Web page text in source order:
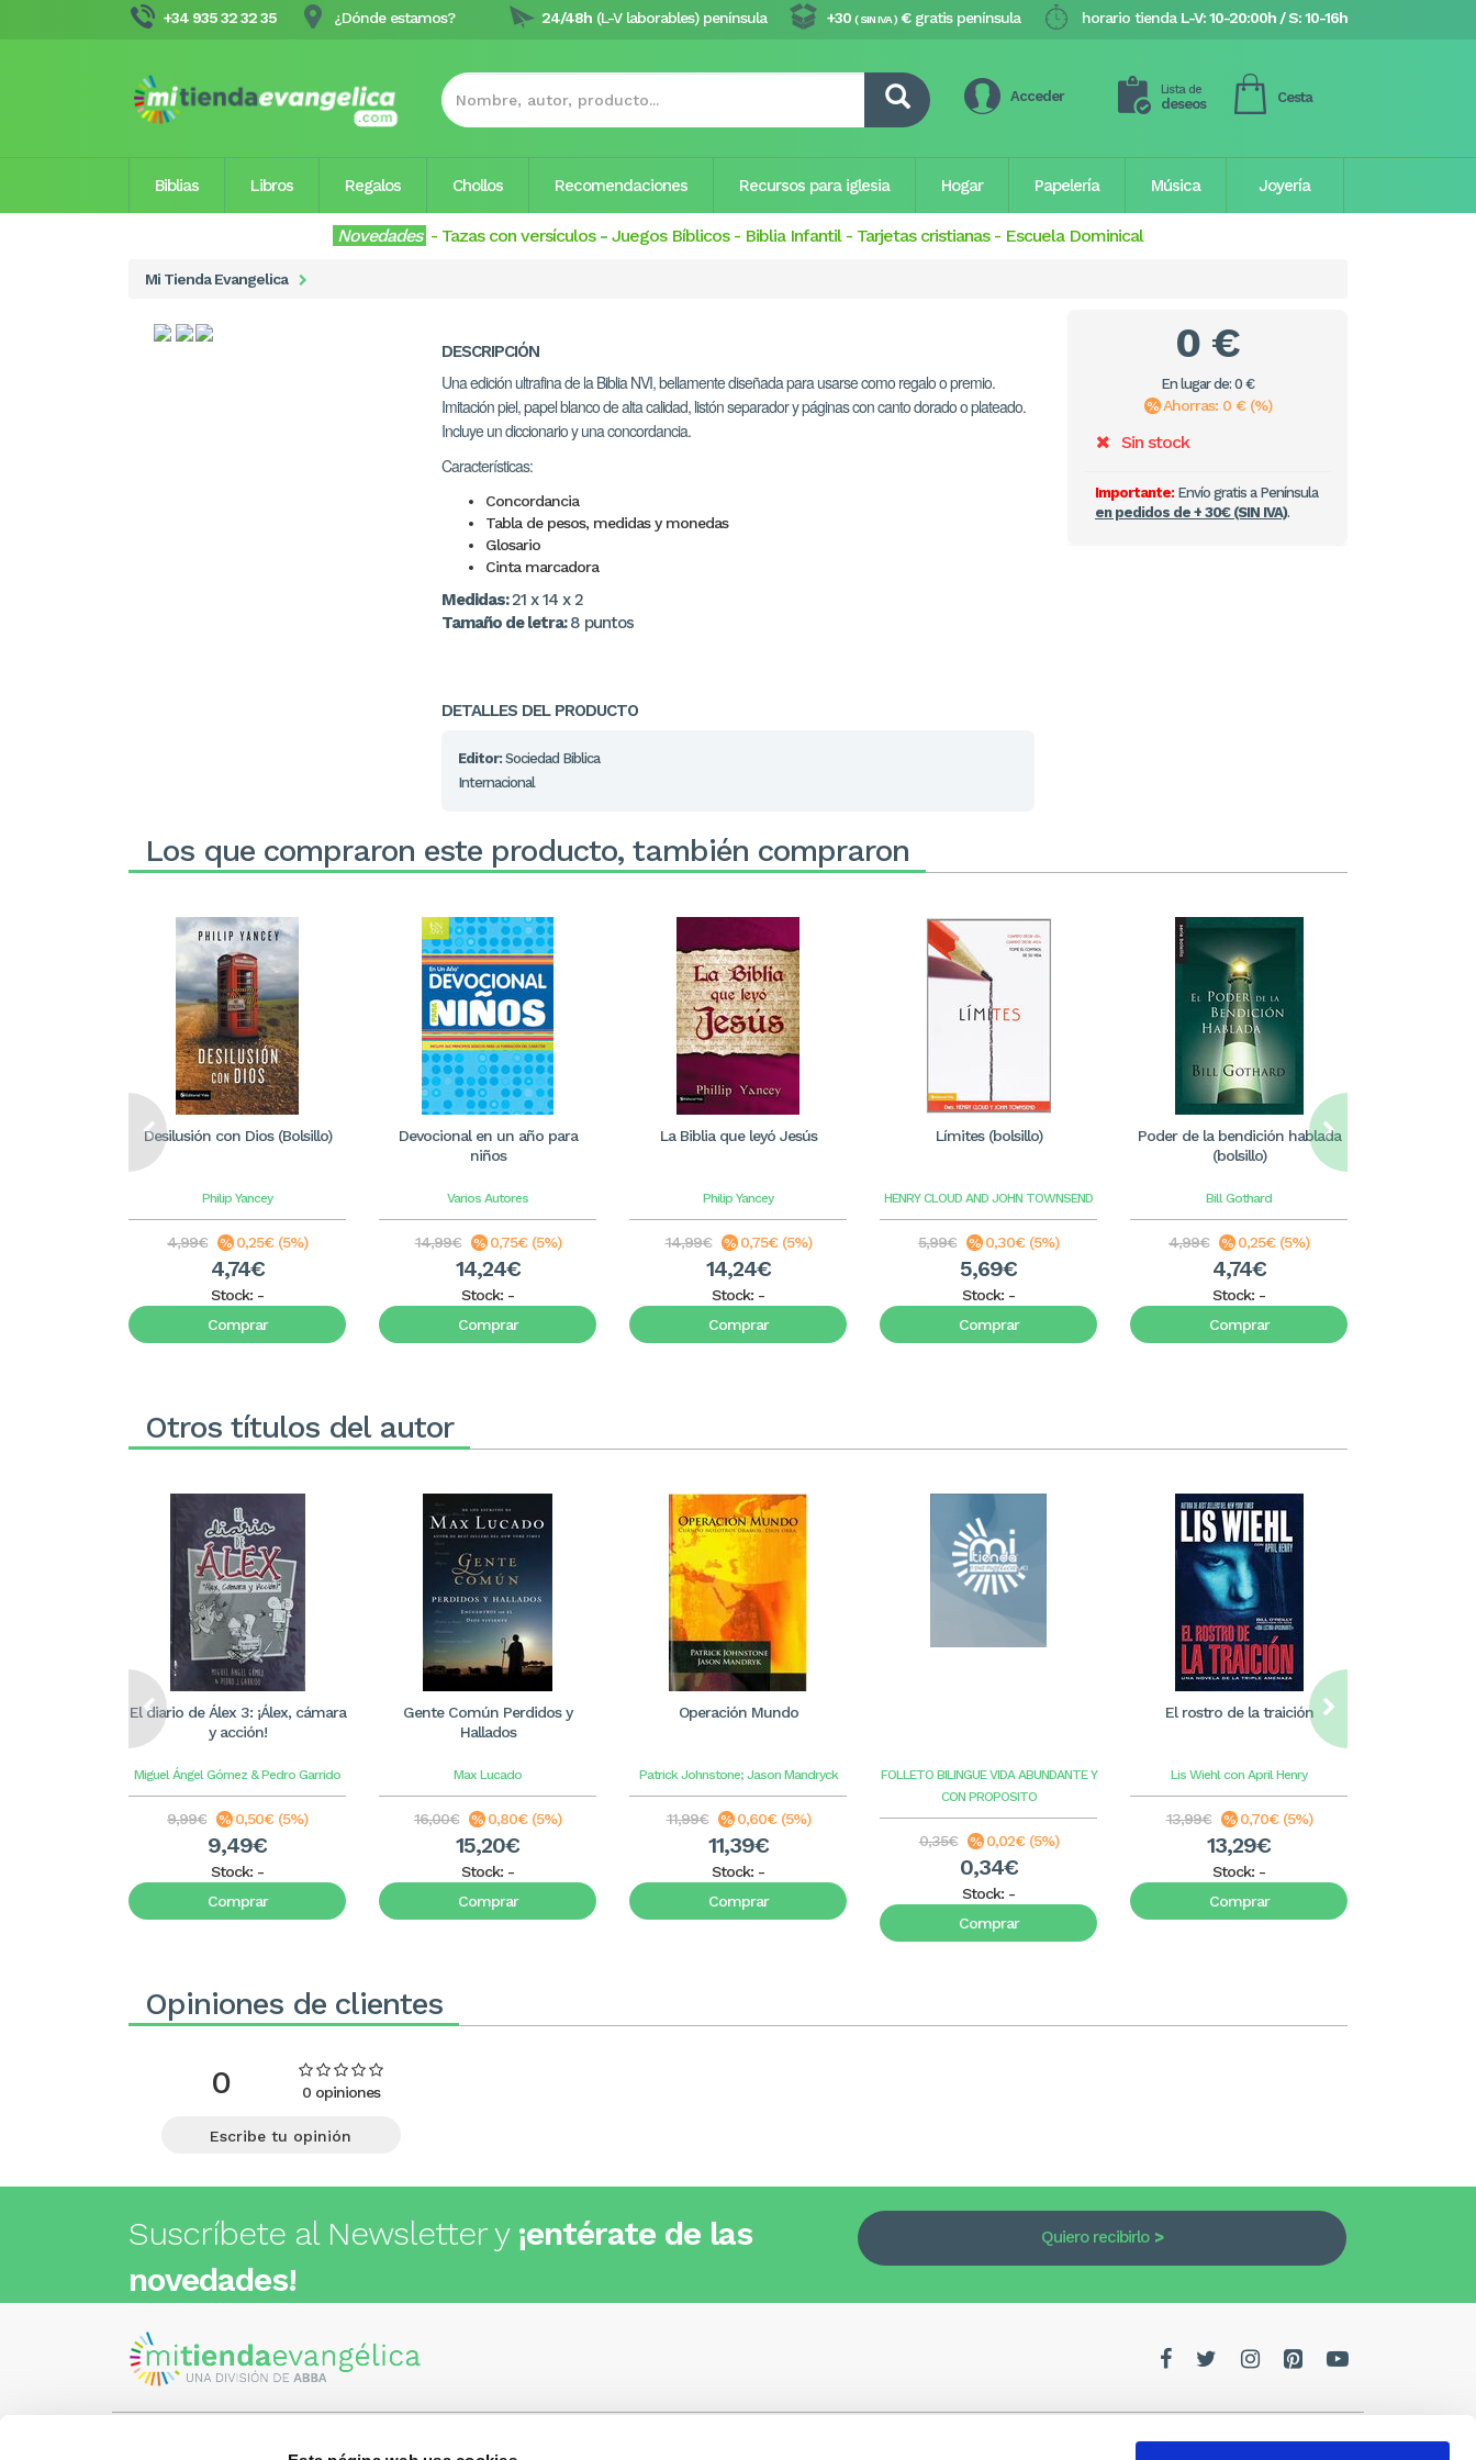
+34 935 32 32 35 ¿Dónde estamos? horario tienda L-V: 10-20:00h / S: 10-16h
+30 ( SIN IVA ) €gratis península
24/48h (L-V laborables) península
Acceder Lista de
deseos Cesta
Biblias Libros Regalos Chollos Recomendaciones Recursos para iglesia Hogar Papelería Música Joyería
Novedades - Tazas con versículos- Juegos Bíblicos- Biblia Infantil- Tarjetas cristianas - Escuela Dominical
Mi Tienda Evangelica
DESCRIPCIÓN
Una edición ultrafina de la Biblia NVI, bellamente diseñada para usarse como regalo o premio.
Imitación piel, papel blanco de alta calidad, listón separador y páginas con canto dorado o plateado.
Incluye un diccionario y una concordancia.
Características:
Concordancia
Tabla de pesos, medidas y monedas
Glosario
Cinta marcadora
Medidas:21 x 14 x 2
Tamaño de letra:8 puntos
DETALLES DEL PRODUCTO
Editor: Sociedad Biblica
Internacional
0 €
En lugar de: 0 €
Ahorras: 0 € (%)
Sin stock
Importante:Envío gratis a Península
en pedidos de + 30€ (SIN IVA).
Los que compraron este producto, también compraron
Desilusión con Dios (Bolsillo)
Philip Yancey
4,99€ 0,25€ (5%)
4,74€
Stock: -
Comprar
Devocional en un año para
niños
Varios Autores
14,99€ 0,75€ (5%)
14,24€
Stock: -
Comprar
La Biblia que leyó Jesús
Philip Yancey
14,99€ 0,75€ (5%)
14,24€
Stock: -
Comprar
Límites (bolsillo)
HENRY CLOUD AND JOHN TOWNSEND
5,99€ 0,30€ (5%)
5,69€
Stock: -
Comprar
Poder de la bendición hablada
(bolsillo)
Bill Gothard
4,99€ 0,25€ (5%)
4,74€
Stock: -
Comprar
Otros títulos del autor
El diario de Álex 3: ¡Álex, cámara
y acción!
Miguel Ángel Gómez & Pedro Garrido
9,99€ 0,50€ (5%)
9,49€
Stock: -
Comprar
Gente Común Perdidos y
Hallados
Max Lucado
16,00€ 0,80€ (5%)
15,20€
Stock: -
Comprar
Operación Mundo
Patrick Johnstone; Jason Mandryck
11,99€ 0,60€ (5%)
11,39€
Stock: -
Comprar
FOLLETO BILINGUE VIDA ABUNDANTE Y
CON PROPOSITO
0,35€ 0,02€ (5%)
0,34€
Stock: -
Comprar
El rostro de la traición
Lis Wiehl con April Henry
13,99€ 0,70€ (5%)
13,29€
Stock: -
Comprar
Opiniones de clientes
0 0 opiniones
Escribe tu opinión
Suscríbete al Newsletter y ¡entérate de las
novedades!
Quiero recibirlo